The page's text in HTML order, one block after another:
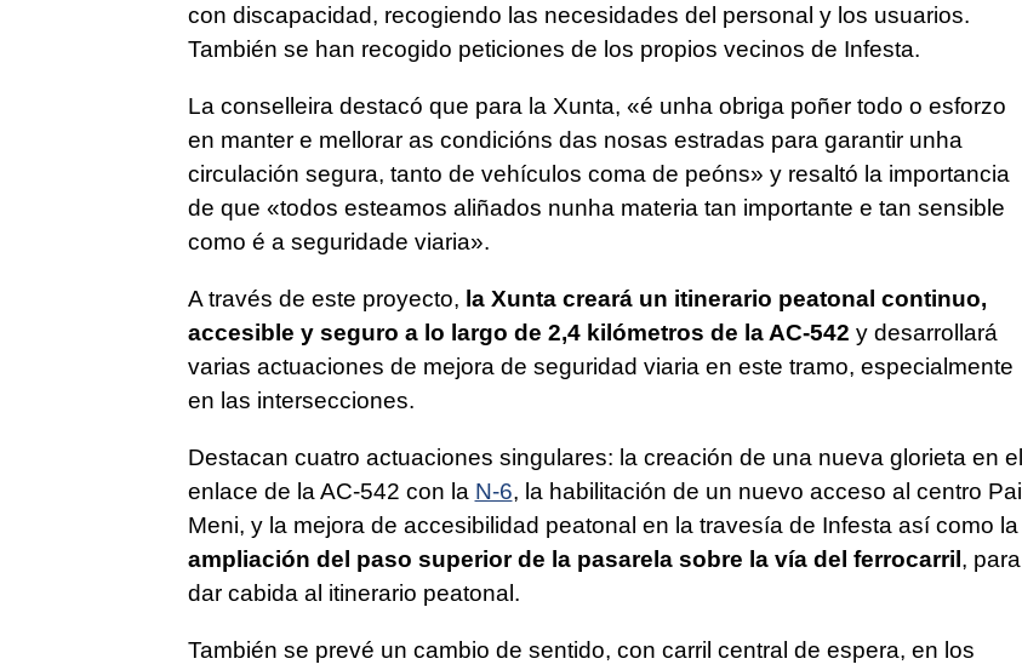
con discapacidad, recogiendo las necesidades del personal y los usuarios.
También se han recogido peticiones de los propios vecinos de Infesta.
La conselleira destacó que para la Xunta, «é unha obriga poñer todo o esforzo
en manter e mellorar as condicións das nosas estradas para garantir unha
circulación segura, tanto de vehículos coma de peóns» y resaltó la importancia
de que «todos esteamos aliñados nunha materia tan importante e tan sensible
como é a seguridade viaria».
A través de este proyecto, la Xunta creará un itinerario peatonal continuo,
accesible y seguro a lo largo de 2,4 kilómetros de la AC-542 y desarrollará
varias actuaciones de mejora de seguridad viaria en este tramo, especialmente
en las intersecciones.
Destacan cuatro actuaciones singulares: la creación de una nueva glorieta en el
enlace de la AC-542 con la N-6, la habilitación de un nuevo acceso al centro Pai
Meni, y la mejora de accesibilidad peatonal en la travesía de Infesta así como la
ampliación del paso superior de la pasarela sobre la vía del ferrocarril , para
dar cabida al itinerario peatonal.
También se prevé un cambio de sentido, con carril central de espera, en los